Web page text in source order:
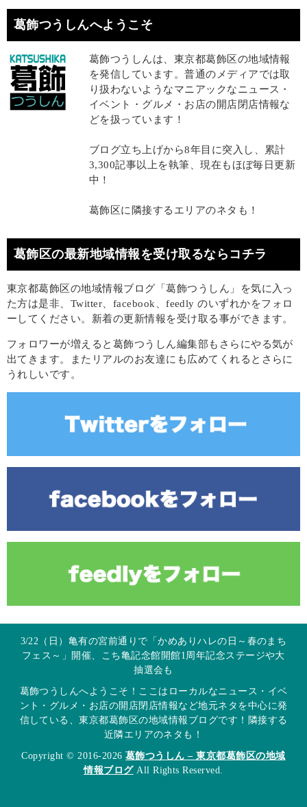
葛飾つうしんへようこそ
葛飾つうしんは、東京都葛飾区の地域情報
を発信しています。普通のメディアでは取
り扱わないようなマニアックなニュース・
イベント・グルメ・お店の開店閉店情報な
どを扱っています！
ブログ立ち上げから8年目に突入し、累計
3,300記事以上を執筆、現在もほぼ毎日更新
中！
葛飾区に隣接するエリアのネタも！
葛飾区の最新地域情報を受け取るならコチラ
東京都葛飾区の地域情報ブログ「葛飾つうしん」を気に入っ
た方は是非、Twitter、facebook、feedly のいずれかをフォロ
ーしてください。新着の更新情報を受け取る事ができます。
フォロワーが増えると葛飾つうしん編集部もさらにやる気が
出てきます。またリアルのお友達にも広めてくれるとさらに
うれしいです。
3/22（日）亀有の宮前通りで「かめありハレの日～春のまち
フェス～」開催、こち亀記念館開館1周年記念ステージや大
抽選会も
葛飾つうしんへようこそ！ここはローカルなニュース・イベ
ント・グルメ・お店の開店閉店情報など地元ネタを中心に発
信している、東京都葛飾区の地域情報ブログです！隣接する
近隣エリアのネタも！
Copyright © 2016-2026 葛飾つうしん – 東京都葛飾区の地域
情報ブログAll Rights Reserved.